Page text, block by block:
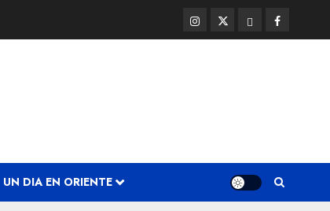
Instagram
@EnOriente
Twitter
(X)
ThreadsFacebook
UN DIA EN ORIENTE